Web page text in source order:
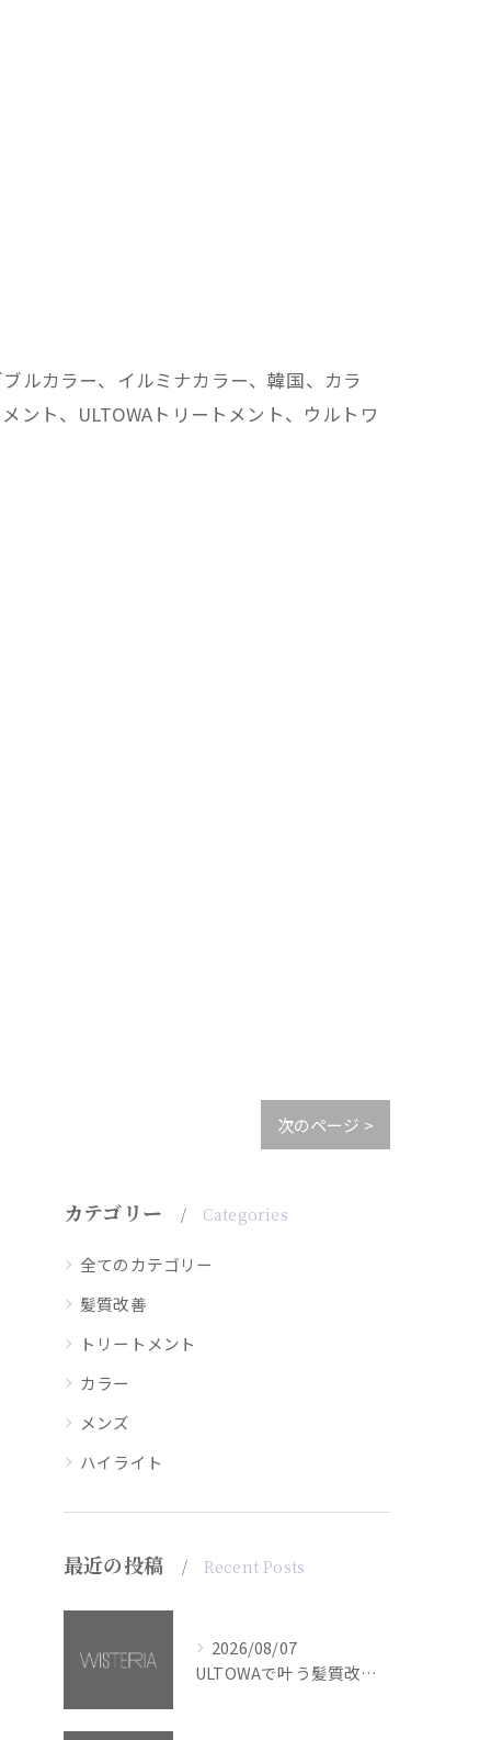
ルカラー、イルミナカラー、韓国、カラ
ント、ULTOWAトリートメント、ウルトワ
次のページ >
カテゴリー Categories
全てのカテゴリー
髪質改善
トリートメント
カラー
メンズ
ハイライト
最近の投稿 Recent Posts
2026/08/07
ULTOWAで叶う髪質改善美髪カラー【銀座・美容室WISTERIA】